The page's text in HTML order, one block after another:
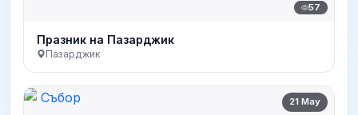
57
Празник на Пазарджик
Пазарджик
21 May